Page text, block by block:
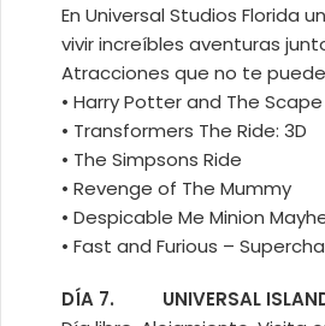
En Universal Studios
vivir increíbles aventuras
Atracciones que no te
• Harry Potter and The
• Transformers The Ride: 3D
• The Simpsons Ride
• Revenge of The Mummy
• Despicable Me Minion
• Fast and Furious –
DÍA 7. UNIVERSAL ISLAND